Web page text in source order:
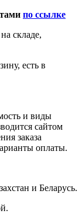
по ссылке
складе,
есть в
и виды
сайтом
заказа
оплаты.
и Беларусь.